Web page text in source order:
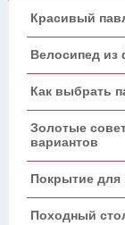
Красивый
Велосипед из
Как выбрать
Золотые
вариантов
Покрытие для
Походный